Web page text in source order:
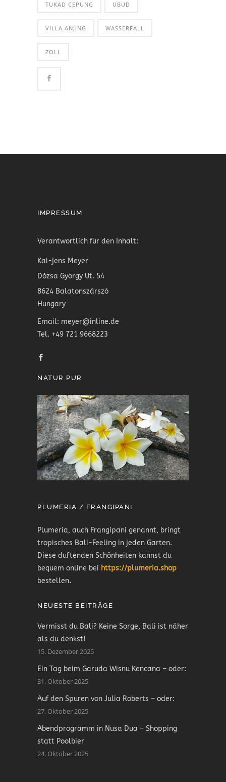
TUKAD CEPUNG UBUD
VILLA ANJING WASSERFALL
ZOLL
IMPRESSUM
Verantwortlich für den Inhalt:
Kai-jens Meyer
Dózsa György Ut. 54
8624 Balatonszárszó
Hungary
Email: meyer@inline.de
Tel. +49 721 9668223
NATUR PUR
PLUMERIA / FRANGIPANI
Plumeria, auch Frangipani genannt, bringt
tropisches Bali-Feeling in jeden Garten.
Diese duftenden Schönheiten kannst du
bequem online bei https://plumeria.shop
bestellen.
NEUESTE BEITRÄGE
Vermisst du Bali? Keine Sorge, Bali ist näher
als du denkst!
15. Dezember 2025
Ein Tag beim Garuda Wisnu Kencana – oder:
31. Oktober 2025
Auf den Spuren von Julia Roberts – oder:
27. Oktober 2025
Abendprogramm in Nusa Dua – Shopping
statt Poolbier
24. Oktober 2025